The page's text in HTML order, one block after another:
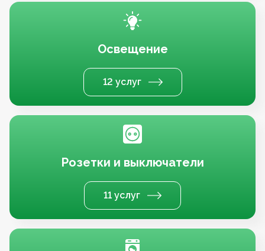
Освещение
12 услуг
Розетки и выключатели
11 услуг